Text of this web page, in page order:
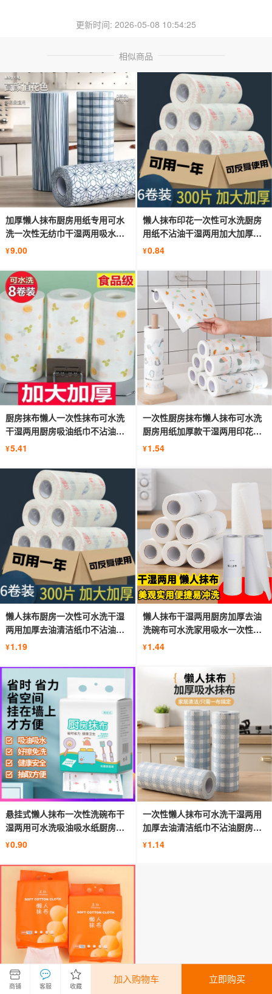
更新时间: 2026-05-08 10:54:25
相似商品
加厚懒人抹布厨房用纸专用可水
洗一次性无纺巾干湿两用吸水洗
碗布
¥9.00
懒人抹布印花一次性可水洗厨房
用纸不沾油干湿两用加大加厚超
大卷
¥0.84
厨房抹布懒人一次性抹布可水洗
干湿两用厨房吸油纸巾不沾油洗
碗布
¥5.41
一次性厨房抹布懒人抹布可水洗
厨房用纸加厚款干湿两用印花洗
碗布
¥1.54
懒人抹布厨房一次性可水洗干湿
两用加厚去油清洁纸巾不沾油洗
碗布
¥1.19
懒人抹布干湿两用厨房加厚去油
洗碗布可水洗家用吸水一次性无
纺布
¥1.44
悬挂式懒人抹布一次性洗碗布干
湿两用可水洗吸油吸水纸厨房专
用纸
¥0.90
一次性懒人抹布可水洗干湿两用
加厚去油清洁纸巾不沾油厨房洗
碗布
¥1.14
商铺 客服 收藏
加入购物车 立即购买